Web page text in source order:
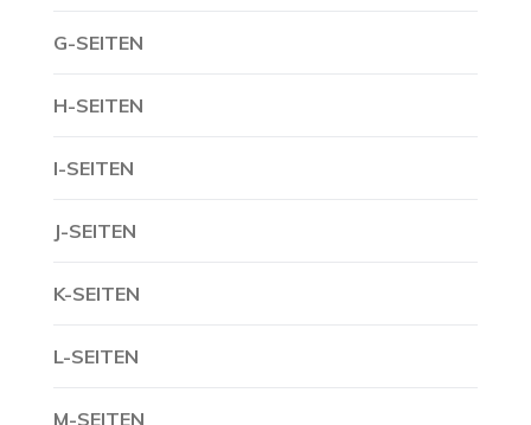
G-SEITEN
H-SEITEN
I-SEITEN
J-SEITEN
K-SEITEN
L-SEITEN
M-SEITEN